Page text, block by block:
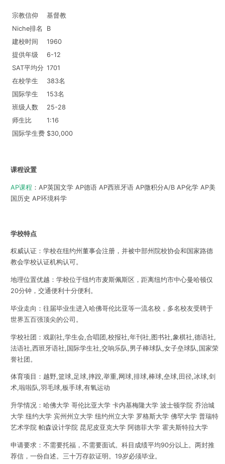
宗教信仰
基督教
Niche排名
B
建校时间
1960
提供年级
6-12
SAT平均分 1701
在校学生
383名
国际学生
153名
班级人数
25-28
师生比
1:16
国际学生费 $30,000
课程设置
AP课程 ：AP英国文学 AP德语 AP西班牙语 AP微积分A/B AP化学 AP美
国历史 AP环境科学
学校特点
权威认证：学校在纽约州董事会注册，并被中部州院校协会和国家路德
教会学校认证机构认可。
地理位置优越：学校位于纽约市麦斯佩斯区，距离纽约市中心曼哈顿仅
20分钟，交通便利十分便利。
毕业走向：往届毕业生进入哈佛哥伦比亚等一流名校，多名校友受聘于
世界五百强顶尖的公司。
学校社团： 戏剧社,学生会,合唱团,校报社,年刊社,图书社,象棋社,德语社,
法语社,西班牙语社,国际学生社,交响乐队,男子棒球队,女子垒球队,国家荣
誉社团。
体育项目： 越野,篮球,足球,摔跤,举重,网球,排球,棒球,垒球,田径,冰球,剑
术,啦啦队,羽毛球,板手球,有氧运动
升学情况：哈佛大学 哥伦比亚大学 卡内基梅隆大学 波士顿学院 乔治城
大学 纽约大学 宾州州立大学 纽约州立大学 罗格斯大学 佛罕大学 普瑞特
艺术学院 帕森设计学院 昆尼皮亚克大学 阿德菲大学 霍夫斯特拉大学
申请要求：不需要托福，不需要面试。科目成绩平均90分以上。两封推
荐信，一份自述。三十万存款证明。19岁必须毕业。